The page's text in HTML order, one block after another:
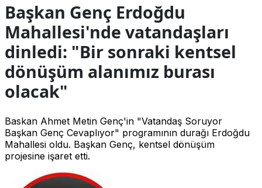
Başkan Genç Erdoğdu
Mahallesi'nde vatandaşları
dinledi: "Bir sonraki kentsel
dönüşüm alanımız burası
olacak"
Baskan Ahmet Metin Genç'in "Vatandaş Soruyor
Başkan Genç Cevaplıyor" programının durağı Erdoğdu
Mahallesi oldu. Başkan Genç, kentsel dönüşüm
projesine işaret etti.